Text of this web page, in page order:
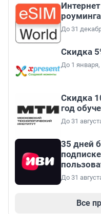
До 31
Скидка
До 1 января,
Скидка
год
До 31
35 дней
До 31
Все